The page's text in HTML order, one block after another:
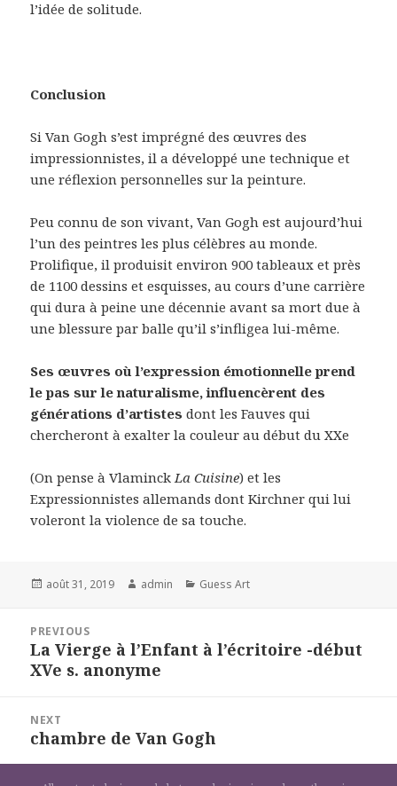
l’idée de solitude.
Conclusion
Si Van Gogh s’est imprégné des œuvres des
impressionnistes, il a développé une technique et
une réflexion personnelles sur la peinture.
Peu connu de son vivant, Van Gogh est aujourd’hui
l’un des peintres les plus célèbres au monde.
Prolifique, il produisit environ 900 tableaux et près
de 1100 dessins et esquisses, au cours d’une carrière
qui dura à peine une décennie avant sa mort due à
une blessure par balle qu’il s’infligea lui-même.
Ses œuvres où l’expression émotionnelle prend
le pas sur le naturalisme, influencèrent des
générations d’artistes dont les Fauves qui
chercheront à exalter la couleur au début du XXe
(On pense à VlaminckLa Cuisine) et les
Expressionnistes allemands dont Kirchner qui lui
voleront la violence de sa touche.
Posted
août 31, 2019 Author
admin Categories
Guess Art
l’article
PREVIOUS
Previous
post:
La Vierge à l’Enfant à l’écritoire -début
XVe s. anonyme
NEXT
Next
chambre de Van Gogh